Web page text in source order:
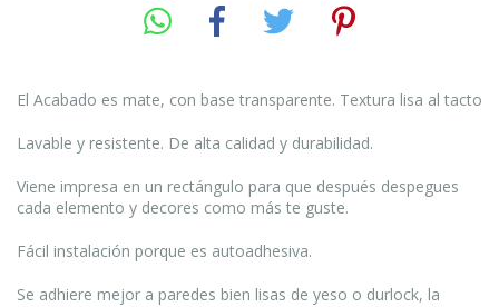
El Acabado es mate, con base transparente. Textura lisa al tacto
Lavable y resistente. De alta calidad y durabilidad.
Viene impresa en un rectángulo para que después despegues
cada elemento y decores como más te guste.
Fácil instalación porque es autoadhesiva.
Se adhiere mejor a paredes bien lisas de yeso o durlock, la